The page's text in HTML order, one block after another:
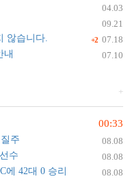
04.03
09.21
+2 07.18
않습니다.
07.10
내
+
00:33
08.08
주
08.08
수
08.08
에 42대 0 승리